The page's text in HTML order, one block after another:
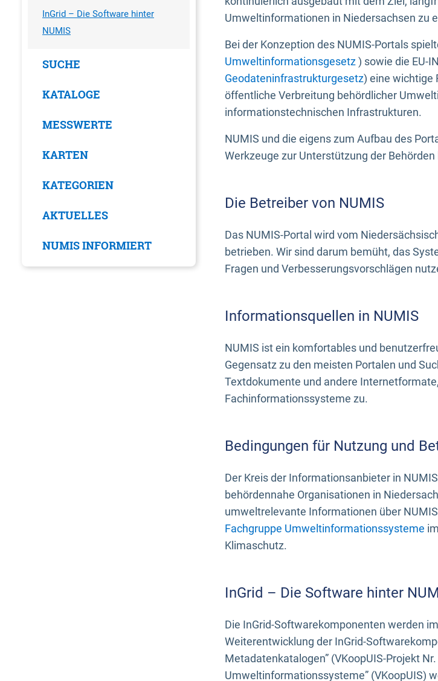
InGrid – Die Software hinter
NUMIS
SUCHE
KATALOGE
MESSWERTE
KARTEN
KATEGORIEN
AKTUELLES
NUMIS INFORMIERT
Umweltinformationen in Niedersachsen zu
Bei der Konzeption des NUMIS-Portals
Umweltinformationsgesetz) sowie die EU-
Geodateninfrastrukturgesetz) eine wichtige
öffentliche Verbreitung behördlicher
informationstechnischen Infrastrukturen.
NUMIS und die eigens zum Aufbau des
Werkzeuge zur Unterstützung der
Die Betreiber von NUMIS
Das NUMIS-Portal wird vom
betrieben. Wir sind darum bemüht, das
Fragen und Verbesserungsvorschlägen
Informationsquellen in NUMIS
NUMIS ist ein komfortables und
Gegensatz zu den meisten Portalen und
Textdokumente und andere
Fachinformationssysteme zu.
Bedingungen für Nutzung und
Der Kreis der Informationsanbieter in
behördennahe Organisationen in
umweltrelevante Informationen über
Fachgruppe Umweltinformationssysteme
Klimaschutz.
InGrid – Die Software hinter
Die InGrid-Softwarekomponenten werden
Weiterentwicklung der InGrid-
Metadatenkatalogen” (VKoopUIS-Projekt
Umweltinformationssysteme” (VKoopUIS)